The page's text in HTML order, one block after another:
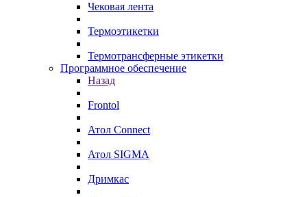
Чековая лента
Термоэтикетки
Термотрансферные этикетки
Программное обеспечение
Назад
Frontol
Атол Connect
Атол SIGMA
Дримкас